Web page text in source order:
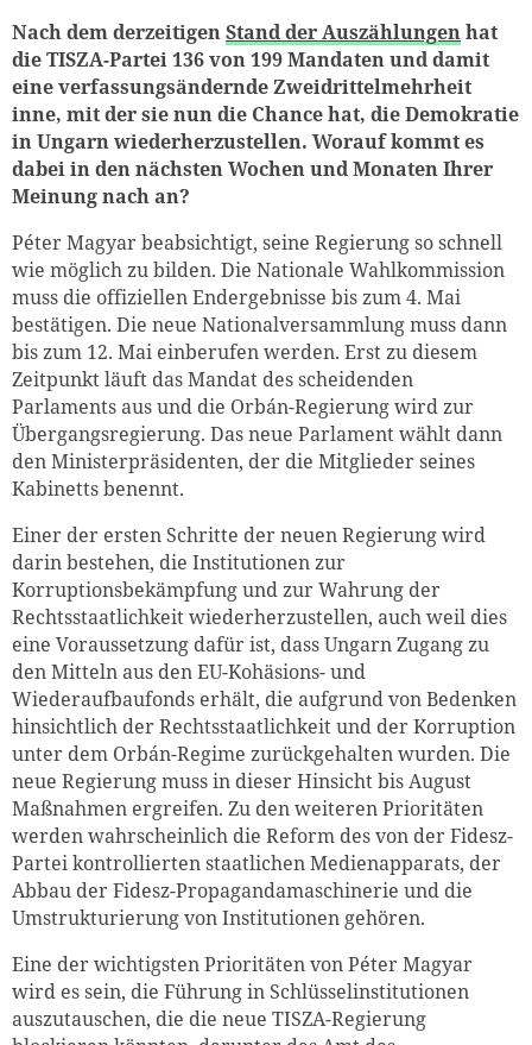
Nach dem derzeitigenStand der Auszählungenhat
die TISZA-Partei 136 von 199 Mandaten und damit
eine verfassungsändernde Zweidrittelmehrheit
inne, mit der sie nun die Chance hat, die Demokratie
in Ungarn wiederherzustellen. Worauf kommt es
dabei in den nächsten Wochen und Monaten Ihrer
Meinung nach an?
Péter Magyar beabsichtigt, seine Regierung so schnell
wie möglich zu bilden. Die Nationale Wahlkommission
muss die offiziellen Endergebnisse bis zum 4. Mai
bestätigen. Die neue Nationalversammlung muss dann
bis zum 12. Mai einberufen werden. Erst zu diesem
Zeitpunkt läuft das Mandat des scheidenden
Parlaments aus und die Orbán-Regierung wird zur
Übergangsregierung. Das neue Parlament wählt dann
den Ministerpräsidenten, der die Mitglieder seines
Kabinetts benennt.
Einer der ersten Schritte der neuen Regierung wird
darin bestehen, die Institutionen zur
Korruptionsbekämpfung und zur Wahrung der
Rechtsstaatlichkeit wiederherzustellen, auch weil dies
eine Voraussetzung dafür ist, dass Ungarn Zugang zu
den Mitteln aus den EU-Kohäsions- und
Wiederaufbaufonds erhält, die aufgrund von Bedenken
hinsichtlich der Rechtsstaatlichkeit und der Korruption
unter dem Orbán-Regime zurückgehalten wurden. Die
neue Regierung muss in dieser Hinsicht bis August
Maßnahmen ergreifen. Zu den weiteren Prioritäten
werden wahrscheinlich die Reform des von der Fidesz-
Partei kontrollierten staatlichen Medienapparats, der
Abbau der Fidesz-Propagandamaschinerie und die
Umstrukturierung von Institutionen gehören.
Eine der wichtigsten Prioritäten von Péter Magyar
wird es sein, die Führung in Schlüsselinstitutionen
auszutauschen, die die neue TISZA-Regierung